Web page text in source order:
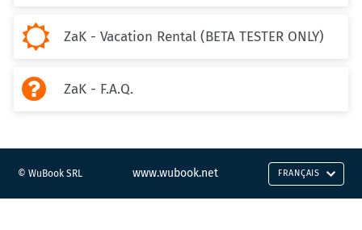
 ZaK - Vacation Rental (BETA TESTER ONLY)
 ZaK - F.A.Q.
© WuBook SRL www.wubook.net FRANÇAIS